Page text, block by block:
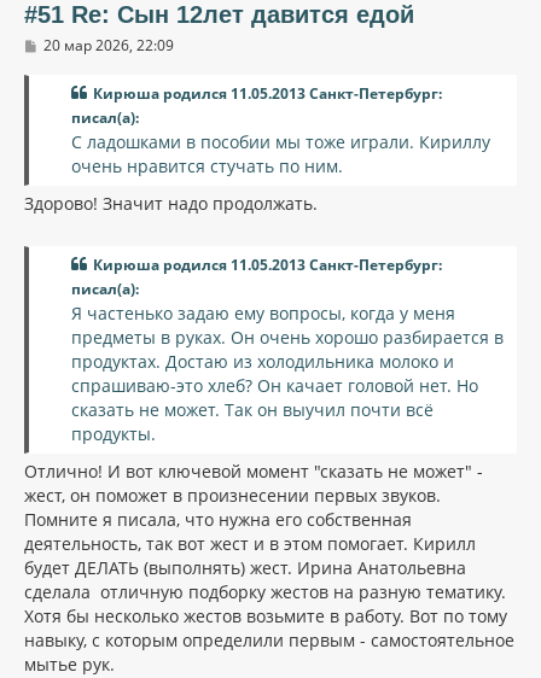
#51 Re: Сын 12лет давится едой
С
20 мар 2026, 22:09
Кирюша родился 11.05.2013 Санкт-Петербург:
писал(а):
С ладошками в пособии мы тоже играли. Кириллу
очень нравится стучать по ним.
Здорово! Значит надо продолжать.
Кирюша родился 11.05.2013 Санкт-Петербург:
писал(а):
Я частенько задаю ему вопросы, когда у меня
предметы в руках. Он очень хорошо разбирается в
продуктах. Достаю из холодильника молоко и
спрашиваю-это хлеб? Он качает головой нет. Но
сказать не может. Так он выучил почти всё
продукты.
Отлично! И вот ключевой момент "сказать не может" -
жест, он поможет в произнесении первых звуков.
Помните я писала, что нужна его собственная
деятельность, так вот жест и в этом помогает. Кирилл
будет ДЕЛАТЬ (выполнять) жест. Ирина Анатольевна
сделала отличную подборку жестов на разную тематику.
Хотя бы несколько жестов возьмите в работу. Вот по тому
навыку, с которым определили первым - самостоятельное
мытье рук.